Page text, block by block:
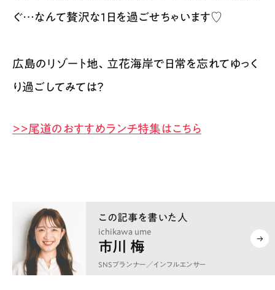
ぐ…なんて贅沢な1日を過ごせちゃいます♡
広島のリゾート地、立花海岸で日常を忘れてゆっく
り過ごしてみては？
>>尾道のおすすめランチ特集はこちら
ichikawa ume
市川 梅
SNSプランナー／インフルエンサー